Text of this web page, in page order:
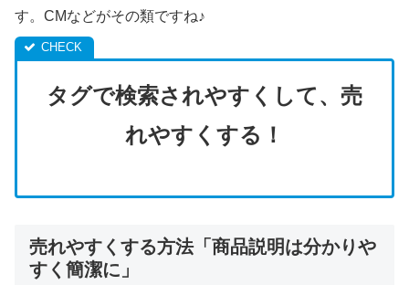
す。CMなどがその類ですね♪
タグで検索されやすくして、売
れやすくする！
売れやすくする方法「商品説明は分かりや
すく簡潔に」